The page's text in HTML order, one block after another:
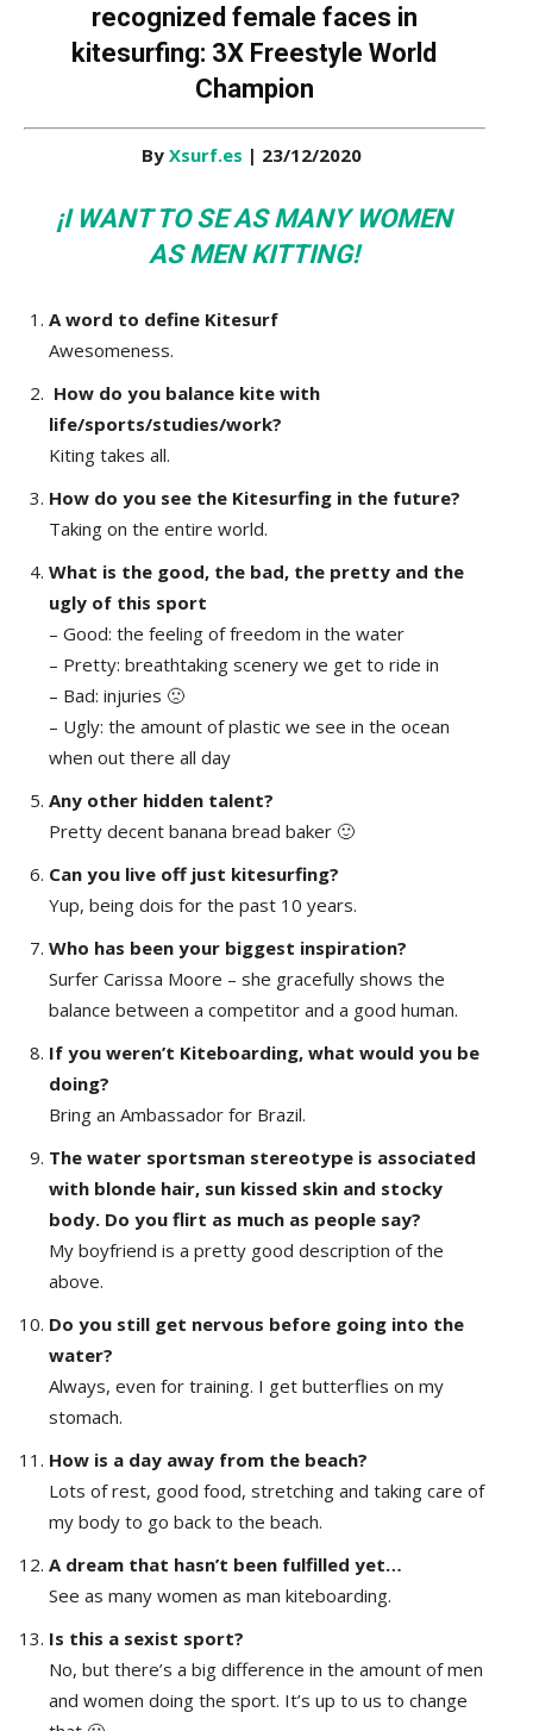
recognized female faces in
kitesurfing: 3X Freestyle World
Champion
ByXsurf.es | 23/12/2020
¡I WANT TO SE AS MANY WOMEN
AS MEN KITTING!
A word to define Kitesurf
Awesomeness.
How do you balance kite with
life/sports/studies/work?
Kiting takes all.
How do you see the Kitesurfing in the future?
Taking on the entire world.
What is the good, the bad, the pretty and the
ugly of this sport
– Good: the feeling of freedom in the water
– Pretty: breathtaking scenery we get to ride in
– Bad: injuries 🙁
– Ugly: the amount of plastic we see in the ocean
when out there all day
Any other hidden talent?
Pretty decent banana bread baker 🙂
Can you live off just kitesurfing?
Yup, being dois for the past 10 years.
Who has been your biggest inspiration?
Surfer Carissa Moore – she gracefully shows the
balance between a competitor and a good human.
If you weren’t Kiteboarding, what would you be
doing?
Bring an Ambassador for Brazil.
The water sportsman stereotype is associated
with blonde hair, sun kissed skin and stocky
body. Do you flirt as much as people say?
My boyfriend is a pretty good description of the
above.
Do you still get nervous before going into the
water?
Always, even for training. I get butterflies on my
stomach.
How is a day away from the beach?
Lots of rest, good food, stretching and taking care of
my body to go back to the beach.
A dream that hasn’t been fulfilled yet…
See as many women as man kiteboarding.
Is this a sexist sport?
No, but there’s a big difference in the amount of men
and women doing the sport. It’s up to us to change